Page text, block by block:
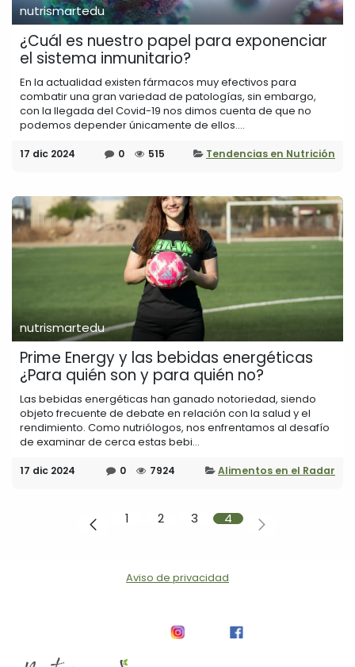
nutrismartedu
¿Cuál es nuestro papel para exponenciar
el sistema inmunitario?
En la actualidad existen fármacos muy efectivos para
combatir una gran variedad de patologías, sin embargo,
con la llegada del Covid-19 nos dimos cuenta de que no
podemos depender únicamente de ellos....
17 dic 2024 0 515 Tendencias en Nutrición
nutrismartedu
Prime Energy y las bebidas energéticas
¿Para quién son y para quién no?
Las bebidas energéticas han ganado notoriedad, siendo
objeto frecuente de debate en relación con la salud y el
rendimiento. Como nutriólogos, nos enfrentamos al desafío
de examinar de cerca estas bebi...
17 dic 2024 0 7924 Alimentos en el Radar
1 2 3 4
Aviso de privacidad